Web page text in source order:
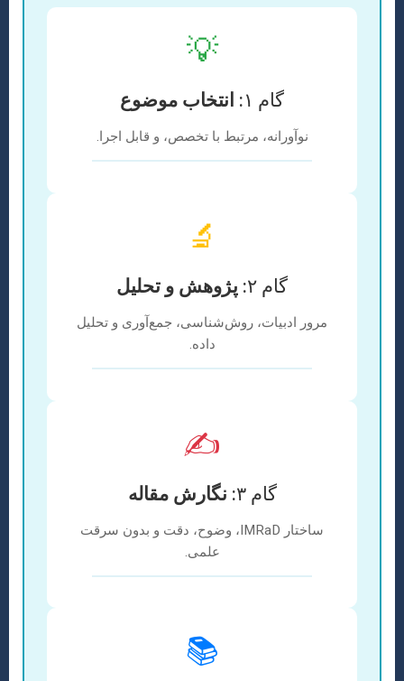
💡
گام ۱: انتخاب موضوع
نوآورانه، مرتبط با تخصص، و قابل اجرا.
🔬
گام ۲: پژوهش و تحلیل
مرور ادبیات، روش‌شناسی، جمع‌آوری و تحلیل
داده.
✍️
گام ۳: نگارش مقاله
ساختار IMRaD، وضوح، دقت و بدون سرقت
علمی.
📚